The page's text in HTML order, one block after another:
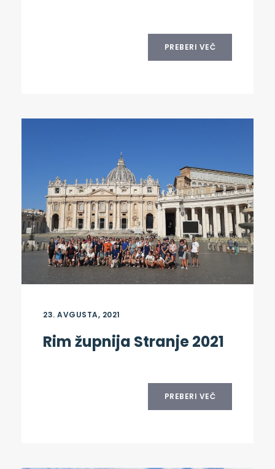
PREBERI VEČ
23. AVGUSTA, 2021
Rim župnija Stranje 2021
PREBERI VEČ